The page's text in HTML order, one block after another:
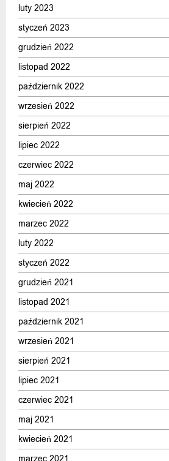
luty 2023
styczeń 2023
grudzień 2022
listopad 2022
październik 2022
wrzesień 2022
sierpień 2022
lipiec 2022
czerwiec 2022
maj 2022
kwiecień 2022
marzec 2022
luty 2022
styczeń 2022
grudzień 2021
listopad 2021
październik 2021
wrzesień 2021
sierpień 2021
lipiec 2021
czerwiec 2021
maj 2021
kwiecień 2021